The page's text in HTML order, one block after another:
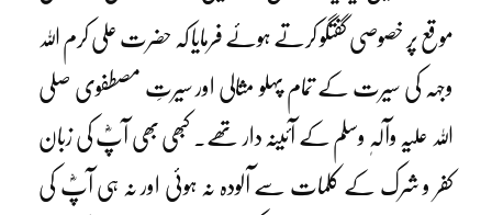
موقع پر خصوصی گفتگو کرتے ہوئے فرمایا کہ حضرت علی کرم اللہ
وجہہ کی سیرت کے تمام پہلو مثالی اور سیرتِ مصطفوی صلی
اللہ علیہ وآلہٖ وسلم کے آئینہ دار تھے۔ کبھی بھی آپؓ کی زبان
کفر و شرک کے کلمات سے آلودہ نہ ہوئی اور نہ ہی آپؓ کی